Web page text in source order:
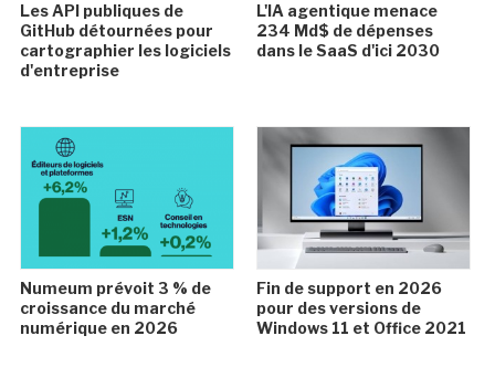
Les API publiques de
GitHub détournées pour
cartographier les logiciels
d'entreprise
L'IA agentique menace
234 Md$ de dépenses
dans le SaaS d'ici 2030
Numeum prévoit 3 % de
croissance du marché
numérique en 2026
Fin de support en 2026
pour des versions de
Windows 11 et Office 2021